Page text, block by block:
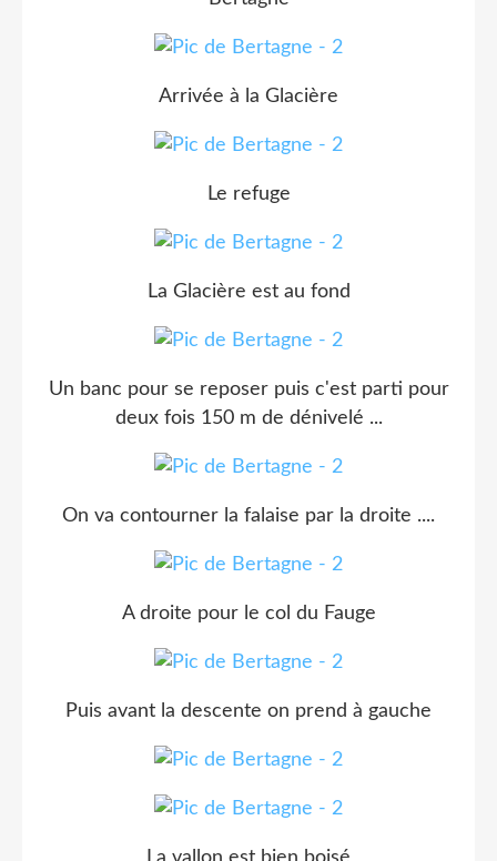
Arrivée à la Glacière
Le refuge
La Glacière est au fond
Un banc pour se reposer puis c'est parti pour
deux fois 150 m de dénivelé ...
On va contourner la falaise par la droite ....
A droite pour le col du Fauge
Puis avant la descente on prend à gauche